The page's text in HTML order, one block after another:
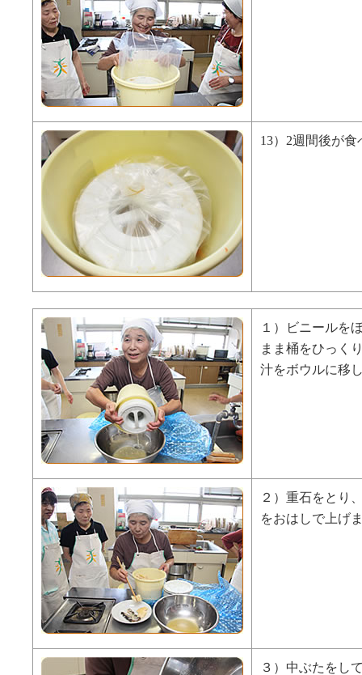
13）2週間後が食
１）ビニールを
まま桶をひっく
汁をボウルに移
２）重石をとり
をおはしで上げ
３）中ぶたをし